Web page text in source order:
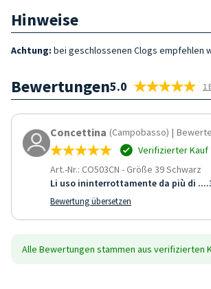
Hinweise
Achtung: bei geschlossenen Clogs empfehlen
Bewertungen5.0 1
Concettina (Campobasso) |
Verifizierter Kauf
Art.-Nr.: CO503CN - Größe 39 Schwarz
Li uso ininterrottamente da più di
Bewertung übersetzen
Alle Bewertungen stammen aus verifizierten